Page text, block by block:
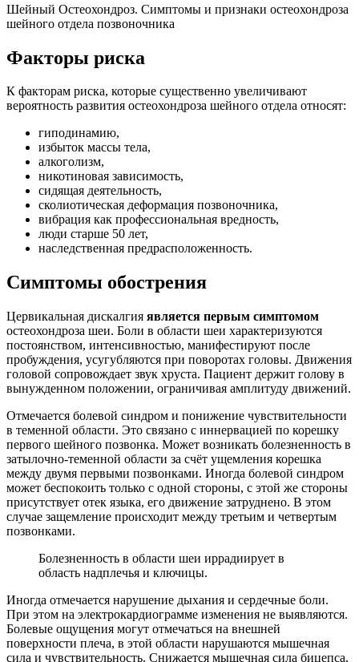
Шейный Остеохондроз. Симптомы и признаки остеохондроза
шейного отдела позвоночника
Факторы риска
К факторам риска, которые существенно увеличивают
вероятность развития остеохондроза шейного отдела относят:
гиподинамию,
избыток массы тела,
алкоголизм,
никотиновая зависимость,
сидящая деятельность,
сколиотическая деформация позвоночника,
вибрация как профессиональная вредность,
люди старше 50 лет,
наследственная предрасположенность.
Симптомы обострения
Цервикальная дискалгия является первым симптомом
остеохондроза шеи. Боли в области шеи характеризуются
постоянством, интенсивностью, манифестируют после
пробуждения, усугубляются при поворотах головы. Движения
головой сопровождает звук хруста. Пациент держит голову в
вынужденном положении, ограничивая амплитуду движений.
Отмечается болевой синдром и понижение чувствительности
в теменной области. Это связано с иннервацией по корешку
первого шейного позвонка. Может возникать болезненность в
затылочно-теменной области за счёт ущемления корешка
между двумя первыми позвонками. Иногда болевой синдром
может беспокоить только с одной стороны, с этой же стороны
присутствует отек языка, его движение затруднено. В этом
случае защемление происходит между третьим и четвертым
позвонками.
Болезненность в области шеи иррадиирует в
область надплечья и ключицы.
Иногда отмечается нарушение дыхания и сердечные боли.
При этом на электрокардиограмме изменения не выявляются.
Болевые ощущения могут отмечаться на внешней
поверхности плеча, в этой области нарушаются мышечная
сила и чувствительность. Снижается мышечная сила бицепса,